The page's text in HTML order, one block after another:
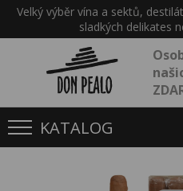
Velký výběr vína a sektů,
sladkých delikates
KATALOG